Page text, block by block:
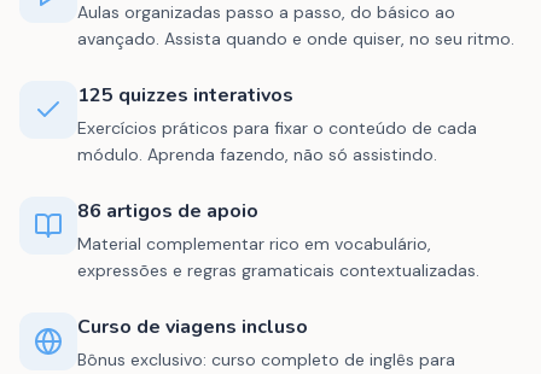
Aulas organizadas passo a passo, do básico ao
avançado. Assista quando e onde quiser, no seu ritmo.
125 quizzes interativos
Exercícios práticos para fixar o conteúdo de cada
módulo. Aprenda fazendo, não só assistindo.
86 artigos de apoio
Material complementar rico em vocabulário,
expressões e regras gramaticais contextualizadas.
Curso de viagens incluso
Bônus exclusivo: curso completo de inglês para